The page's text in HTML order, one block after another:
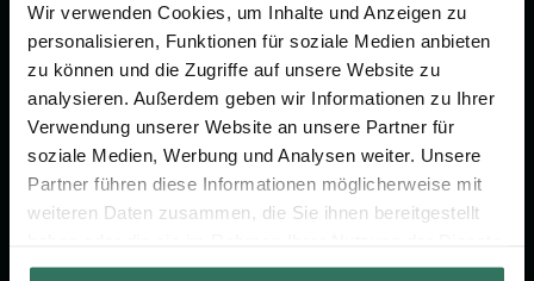
Wir verwenden Cookies, um Inhalte und Anzeigen zu
personalisieren, Funktionen für soziale Medien anbieten
zu können und die Zugriffe auf unsere Website zu
analysieren. Außerdem geben wir Informationen zu Ihrer
Verwendung unserer Website an unsere Partner für
soziale Medien, Werbung und Analysen weiter. Unsere
Partner führen diese Informationen möglicherweise mit
weiteren Daten zusammen, die Sie ihnen bereitgestellt
gesammelt haben.
FÜR SIE
Vergleich
Ratgeber
Verzeichnis
FÜR BESTATTER
Online-Portal
Kostenlos registrieren